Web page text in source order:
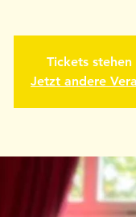
Tickets
Jetzt andere